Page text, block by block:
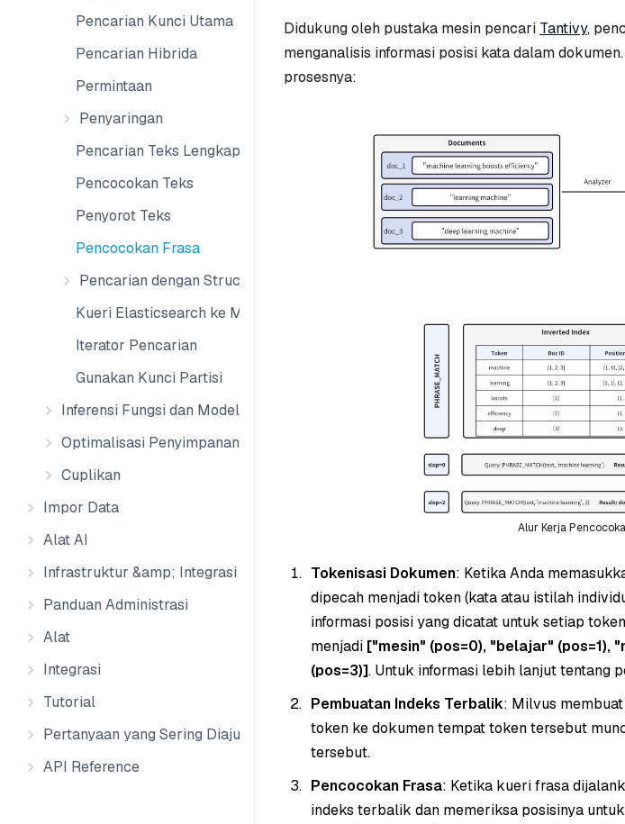
Pencarian Kunci Utama
Pencarian Hibrida
Permintaan
Penyaringan
Pencarian Teks Lengkap
Pencocokan Teks
Penyorot Teks
Pencocokan Frasa
Pencarian dengan StructArray
Kueri Elasticsearch ke Milvus
Iterator Pencarian
Gunakan Kunci Partisi
Inferensi Fungsi dan Model
Optimalisasi Penyimpanan
Cuplikan
Impor Data
Alat AI
Infrastruktur &amp; Integrasi Data
Panduan Administrasi
Alat
Integrasi
Tutorial
Pertanyaan yang Sering Diajukan
API Reference
Didukung oleh pustaka mesin pencari Tantivy,
menganalisis informasi posisi kata dalam
prosesnya:
Alur Kerja
Tokenisasi Dokumen: Ketika Anda
dipecah menjadi token (kata atau istilah
informasi posisi yang dicatat untuk setiap
menjadi ["mesin" (pos=0), "belajar" (pos=1),
(pos=3)]. Untuk informasi lebih lanjut tentang
Pembuatan Indeks Terbalik: Milvus
token ke dokumen tempat token tersebut
tersebut.
Pencocokan Frasa: Ketika kueri frasa
indeks terbalik dan memeriksa posisinya